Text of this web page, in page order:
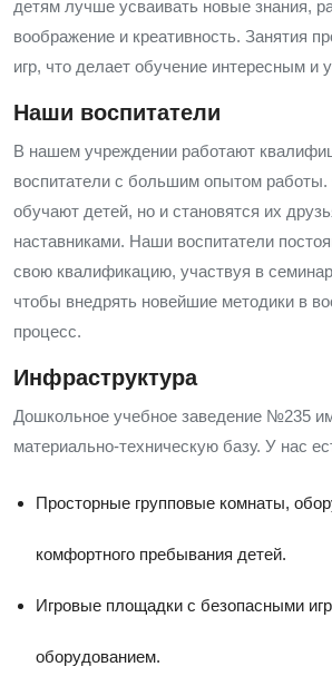
детям лучше усваивать новые знания,
воображение и креативность. Занятия
игр, что делает обучение интересным и
Наши воспитатели
В нашем учреждении работают
воспитатели с большим опытом работы.
обучают детей, но и становятся их
наставниками. Наши воспитатели
свою квалификацию, участвуя в
чтобы внедрять новейшие методики в
процесс.
Инфраструктура
Дошкольное учебное заведение №235
материально-техническую базу. У нас
Просторные групповые комнаты,
комфортного пребывания детей.
Игровые площадки с безопасными
оборудованием.